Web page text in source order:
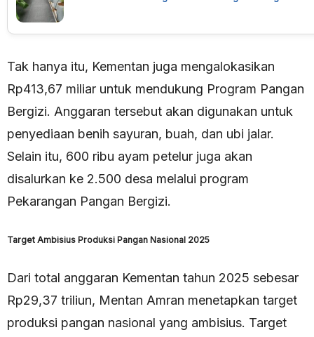
Tak hanya itu, Kementan juga mengalokasikan
Rp413,67 miliar untuk mendukung Program Pangan
Bergizi. Anggaran tersebut akan digunakan untuk
penyediaan benih sayuran, buah, dan ubi jalar.
Selain itu, 600 ribu ayam petelur juga akan
disalurkan ke 2.500 desa melalui program
Pekarangan Pangan Bergizi.
Target Ambisius Produksi Pangan Nasional 2025
Dari total anggaran Kementan tahun 2025 sebesar
Rp29,37 triliun, Mentan Amran menetapkan target
produksi pangan nasional yang ambisius. Target